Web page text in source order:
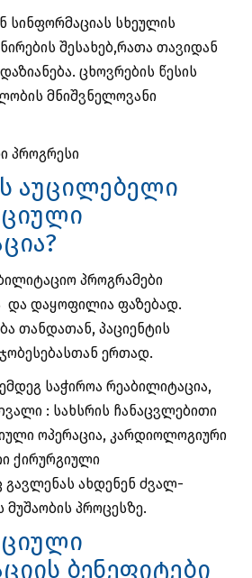
სინფორმაციას სხეულის
შესახებ,რათა თავიდან
ცხოვრების წესის
მნიშვნელოვანი
პროგრესი
აუცილებელი
პროგრამები
და დაყოფილია ფაზებად.
თანდათან, პაციენტის
ერთად.
საჭიროა რეაბილიტაცია,
: სახსრის ჩანაცვლებითი
ოპერაცია, კარდიოლოგიური
ქირურგიული
გავლენას ახდენენ ძვალ-
მუშაობის პროცესზე.
ბენეფიტები